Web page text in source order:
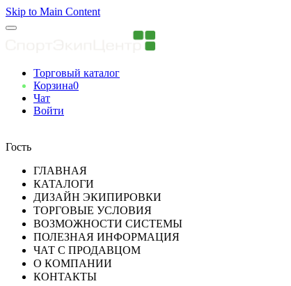
Skip to Main Content
Торговый каталог
Корзина0
Чат
Войти
Гость
ГЛАВНАЯ
КАТАЛОГИ
ДИЗАЙН ЭКИПИРОВКИ
ТОРГОВЫЕ УСЛОВИЯ
ВОЗМОЖНОСТИ СИСТЕМЫ
ПОЛЕЗНАЯ ИНФОРМАЦИЯ
ЧАТ С ПРОДАВЦОМ
О КОМПАНИИ
КОНТАКТЫ